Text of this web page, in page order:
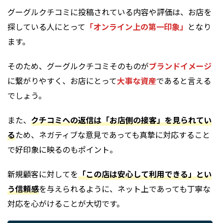
グーグルクチコミに投稿されている内容や評価は、お店を
探している人にとって 「オンライン上の第一印象」 となり
ます。
そのため、グーグルクチコミそのものがブランドイメージ
に繋がりやすく、お店にとって大事な資産であると言える
でしょう。
また、 クチコミへの返信は「お店側の接客」を見られてい
るため、ネガティブな意見であっても真摯に対応すること
で好印象に映るのもポイント。
新規顧客に対してを「この店は安心して利用できる」とい
う信頼感を与えられるように、ネット上であっても丁寧な
対応を心がけることが大切です。